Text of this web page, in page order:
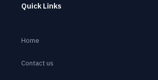
Quick Links
Home
Contact us